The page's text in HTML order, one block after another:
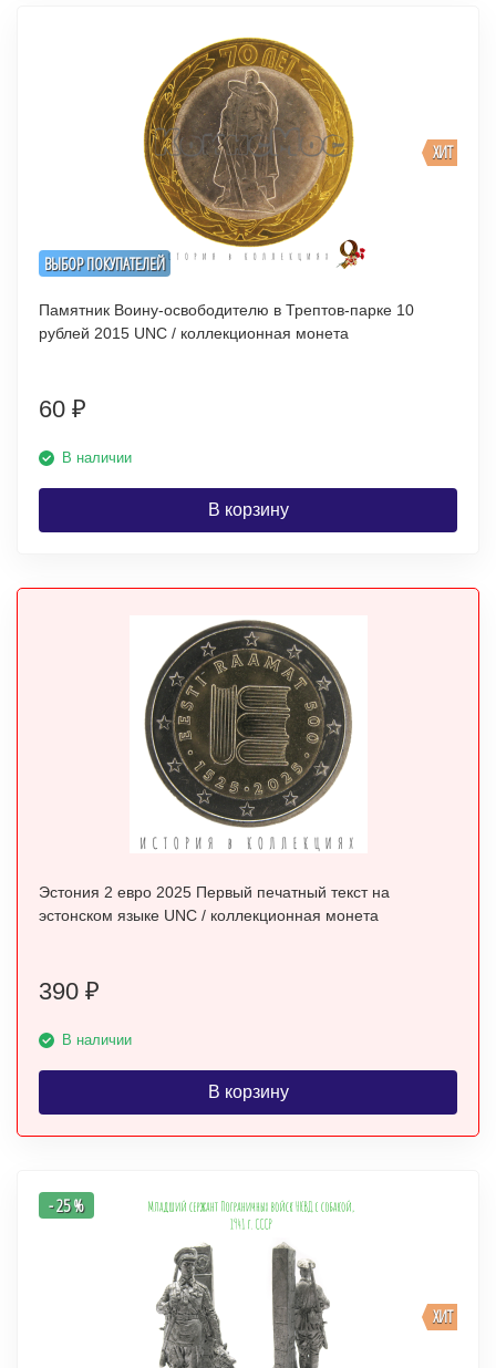
ВЫБОР ПОКУПАТЕЛЕЙ
ХИТ
Памятник Воину-освободителю в Трептов-парке 10
рублей 2015 UNC / коллекционная монета
60 ₽
В наличии
В корзину
Эстония 2 евро 2025 Первый печатный текст на
эстонском языке UNC / коллекционная монета
390 ₽
В наличии
В корзину
ХИТ
- 25 %